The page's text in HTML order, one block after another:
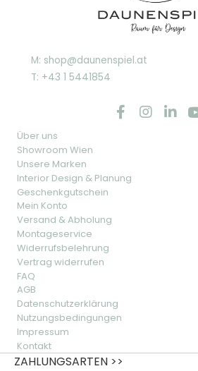
M: shop@daunenspiel.at
T: +43 1 5441854
Über uns
Showroom Wien
Unsere Marken
Interior Design & Planung
Geschenkgutschein
Mein Konto
Versand & Abholung
Montageservice
Widerrufsbelehrung
Vertrag widerrufen
FAQ
AGB
Datenschutzerklärung
Nutzungsbedingungen
Impressum
Kontakt
ZAHLUNGSARTEN >>